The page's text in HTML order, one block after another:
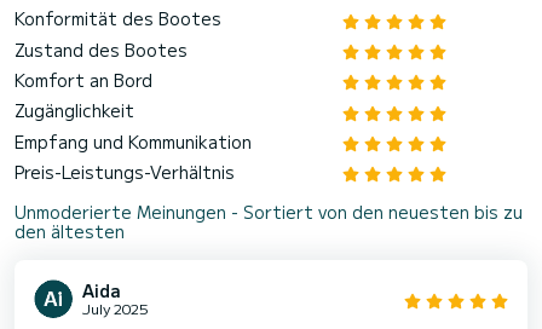
Konformität des Bootes
Zustand des Bootes
Komfort an Bord
Zugänglichkeit
Empfang und Kommunikation
Preis-Leistungs-Verhältnis
Unmoderierte Meinungen - Sortiert von den neuesten bis zu
den ältesten
Aida
July 2025